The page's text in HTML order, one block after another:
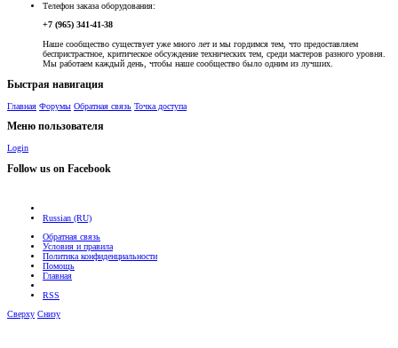
Телефон заказа оборудования:
+7 (965) 341-41-38
Наше сообщество существует уже много лет и мы гордимся тем, что предоставляем
беспристрастное, критическое обсуждение технических тем, среди мастеров разного уровня.
Мы работаем каждый день, чтобы наше сообщество было одним из лучших.
Быстрая навигация
Главная Форумы Обратная связь Точка доступа
Меню пользователя
Login
Follow us on Facebook
Russian (RU)
Обратная связь
Условия и правила
Политика конфиденциальности
Помощь
Главная
RSS
Сверху Снизу